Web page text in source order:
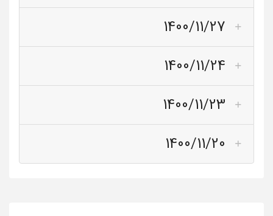
1400/11/27
1400/11/24
1400/11/23
1400/11/20